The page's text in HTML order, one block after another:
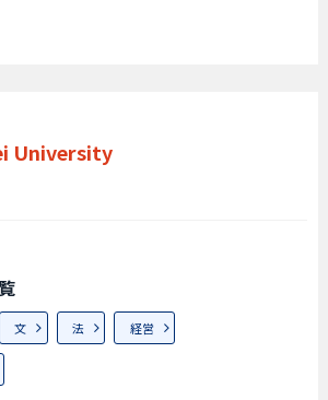
University
文 法 経営